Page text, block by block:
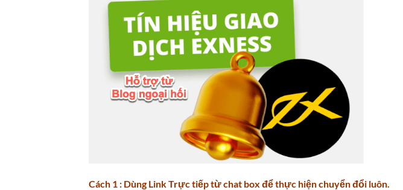
Cách 1 : Dùng Link Trực tiếp từ chat box để thực hiện chuyển đổi luôn.